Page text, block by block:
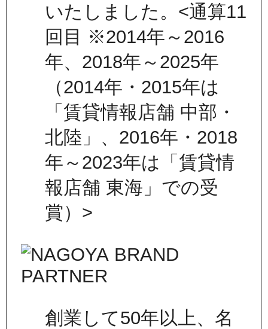
いたしました。<通算11
回目 ※2014年～2016
年、2018年～2025年
（2014年・2015年は
「賃貸情報店舗 中部・
北陸」、2016年・2018
年～2023年は「賃貸情
報店舗 東海」での受
賞）>
創業して50年以上、名